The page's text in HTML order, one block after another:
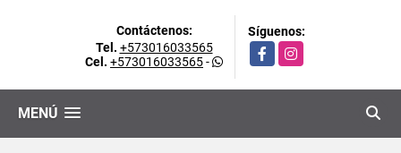
Contáctenos:
Tel. +573016033565
Cel. +573016033565-
Síguenos:
FacebookInstagram
MENÚ